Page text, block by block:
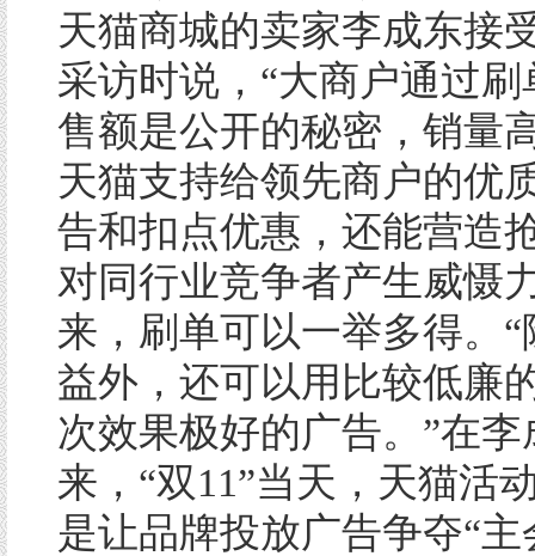
天猫商城的卖家李成东接
采访时说，“大商户通过
售额是公开的秘密，销量
天猫支持给领先商户的优
告和扣点优惠，还能营造
对同行业竞争者产生威慑
来，刷单可以一举多得。
益外，还可以用比较低廉
次效果极好的广告。”在李
来，“双11”当天，天猫活
是让品牌投放广告争夺“主